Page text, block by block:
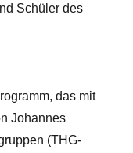
Schüler des
das mit
Johannes
(THG-